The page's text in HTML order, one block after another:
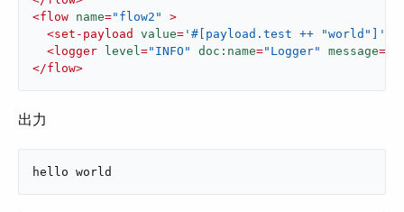
<flow name="flow2"
>
<set-payload value= '#[payload.test ++ "world"]'
<logger level="INFO" doc:name="Logger" message=
</flow>
出力
hello world